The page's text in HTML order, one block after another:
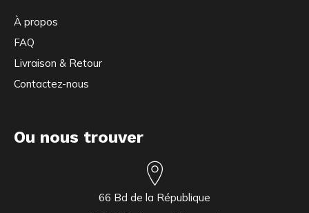
À propos
FAQ
Livraison & Retour
Contactez-nous
Ou nous trouver
66 Bd de la République